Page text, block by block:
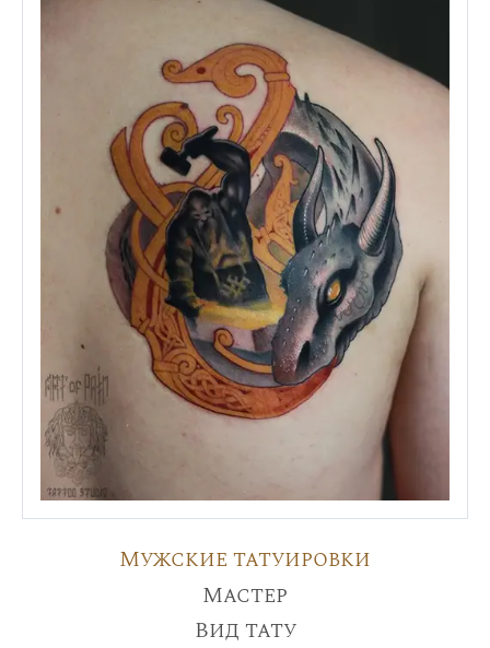
Мужские татуировки
Мастер
Вид тату